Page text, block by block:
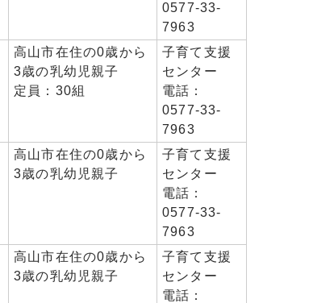
0577-33-
7963
高山市在住の0歳から
3歳の乳幼児親子
定員：30組
子育て支援
センター
電話：
0577-33-
7963
高山市在住の0歳から
3歳の乳幼児親子
子育て支援
センター
電話：
0577-33-
7963
高山市在住の0歳から
3歳の乳幼児親子
子育て支援
センター
電話：